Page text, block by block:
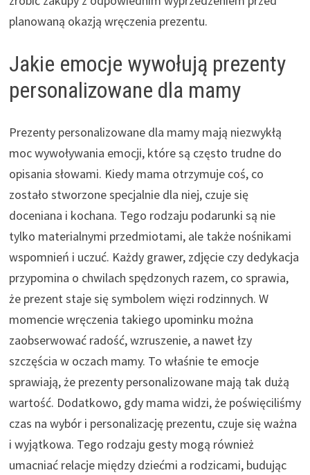
planowaną okazją wręczenia prezentu.
Jakie emocje wywołują prezenty
personalizowane dla mamy
Prezenty personalizowane dla mamy mają niezwykłą
moc wywoływania emocji, które są często trudne do
opisania słowami. Kiedy mama otrzymuje coś, co
zostało stworzone specjalnie dla niej, czuje się
doceniana i kochana. Tego rodzaju podarunki są nie
tylko materialnymi przedmiotami, ale także nośnikami
wspomnień i uczuć. Każdy grawer, zdjęcie czy dedykacja
przypomina o chwilach spędzonych razem, co sprawia,
że prezent staje się symbolem więzi rodzinnych. W
momencie wręczenia takiego upominku można
zaobserwować radość, wzruszenie, a nawet łzy
szczęścia w oczach mamy. To właśnie te emocje
sprawiają, że prezenty personalizowane mają tak dużą
wartość. Dodatkowo, gdy mama widzi, że poświęciliśmy
czas na wybór i personalizację prezentu, czuje się ważna
i wyjątkowa. Tego rodzaju gesty mogą również
umacniać relacje między dziećmi a rodzicami, budując